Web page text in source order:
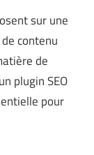
sur une
contenu
de
plugin SEO
pour